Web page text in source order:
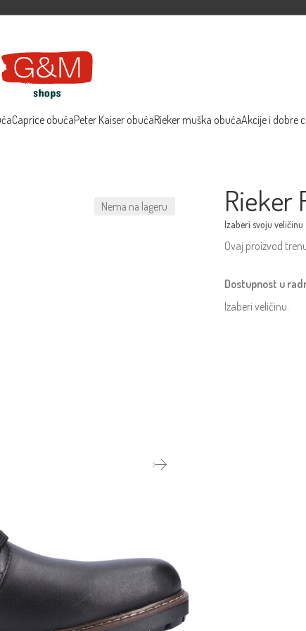
Caprice obućaPeter Kaiser obućaRieker muška obućaAkcije i dobre
Nema na lageru Rieker
Ovaj proizvod
Dostupnost u
Izaberi veličinu.